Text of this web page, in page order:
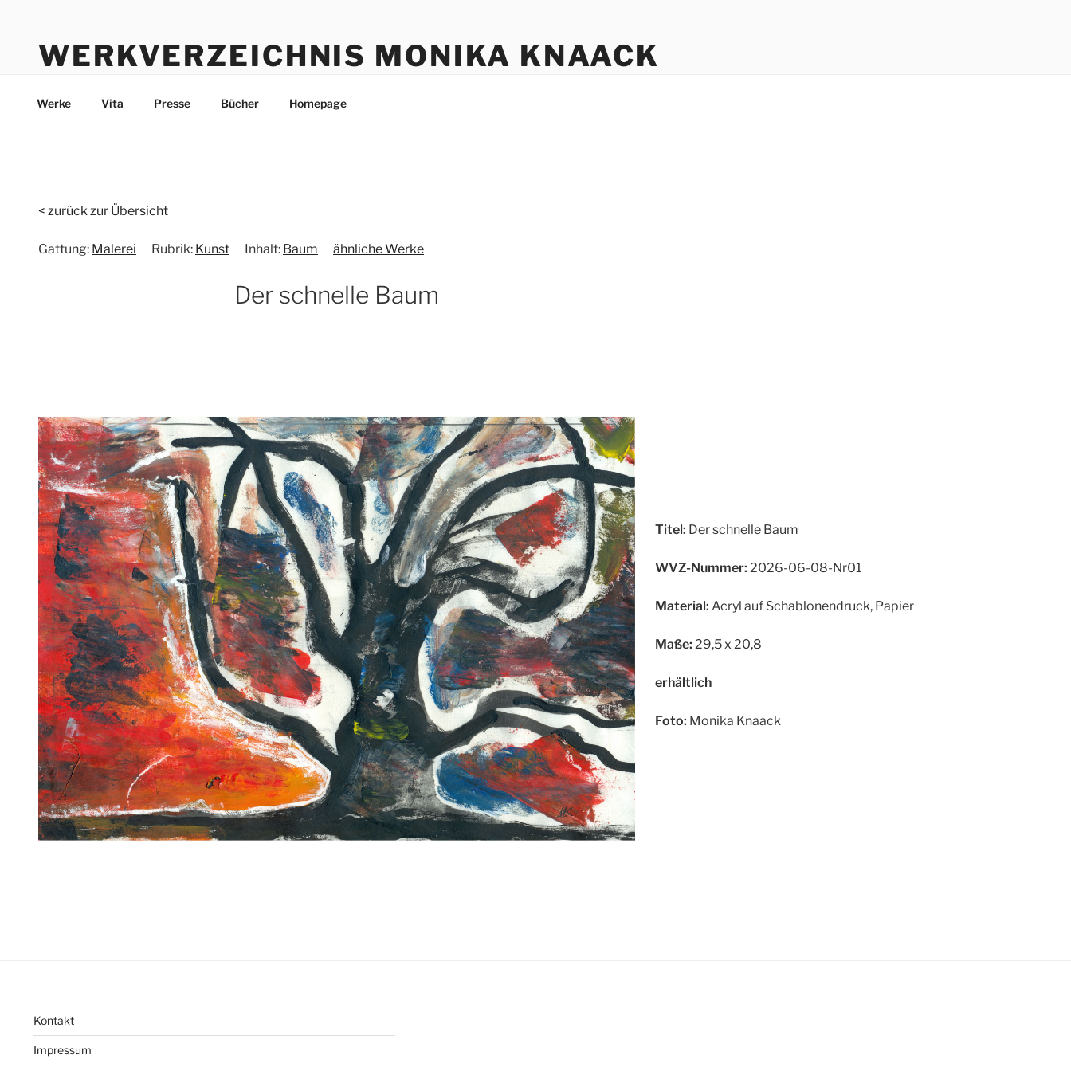
springenWERKVERZEICHNIS MONIKA KNAACK
Werke Vita Presse Bücher Homepage
< zurück zur Übersicht
Gattung: Malerei Rubrik: Kunst Inhalt: Baum ähnliche Werke
Der schnelle Baum
Titel: Der schnelle Baum
WVZ-Nummer: 2026-06-08-Nr01
Material: Acryl auf Schablonendruck, Papier
Maße: 29,5 x 20,8
erhältlich
Foto: Monika Knaack
Kontakt
Impressum